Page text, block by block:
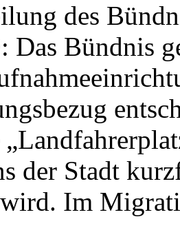
des
Das Bündnis
der Stadt
wird. Im